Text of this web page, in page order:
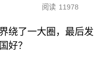
阅读 11978
绕了一大圈，最后发
好？